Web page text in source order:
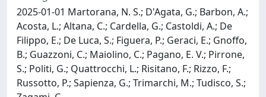
2025-01-01 Martorana, N. S.; D'Agata, G.; Barbon, A.;
Acosta, L.; Altana, C.; Cardella, G.; Castoldi, A.; De
Filippo, E.; De Luca, S.; Figuera, P.; Geraci, E.; Gnoffo,
B.; Guazzoni, C.; Maiolino, C.; Pagano, E. V.; Pirrone,
S.; Politi, G.; Quattrocchi, L.; Risitano, F.; Rizzo, F.;
Russotto, P.; Sapienza, G.; Trimarchi, M.; Tudisco, S.;